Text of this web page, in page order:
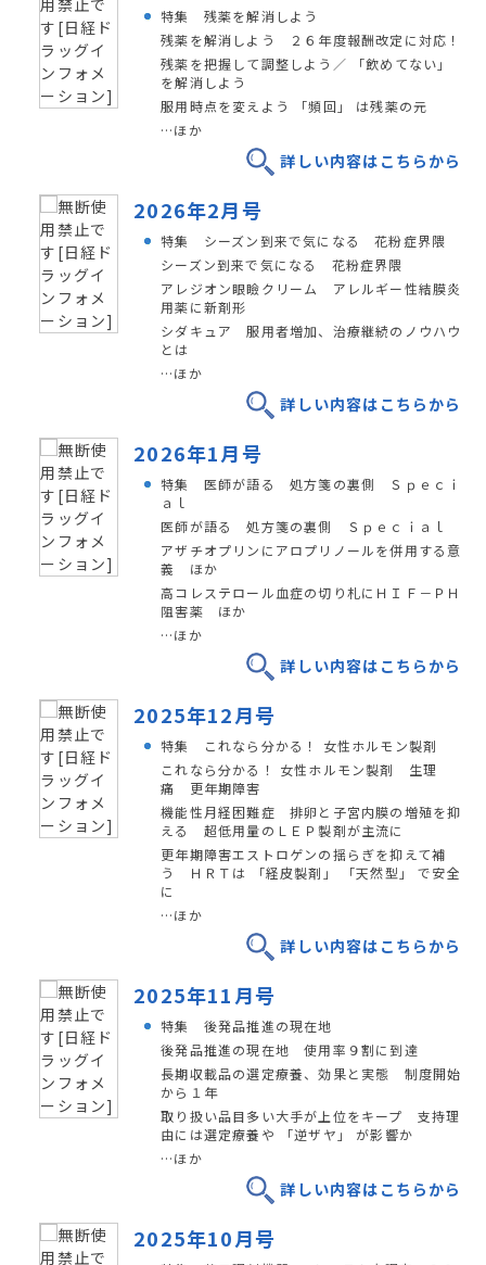
特集 残薬を解消しよう
残薬を解消しよう ２６年度報酬改定に対応！
残薬を把握して調整しよう／ 「飲めてない」
を解消しよう
服用時点を変えよう 「頻回」 は残薬の元
…ほか
詳しい内容はこちらから
2026年2月号
特集 シーズン到来で気になる 花粉症界隈
シーズン到来で気になる 花粉症界隈
アレジオン眼瞼クリーム アレルギー性結膜炎
用薬に新剤形
シダキュア 服用者増加、治療継続のノウハウ
とは
…ほか
詳しい内容はこちらから
2026年1月号
特集 医師が語る 処方箋の裏側 Ｓｐｅｃｉ
ａｌ
医師が語る 処方箋の裏側 Ｓｐｅｃｉａｌ
アザチオプリンにアロプリノールを併用する意
義 ほか
高コレステロール血症の切り札にＨＩＦ－ＰＨ
阻害薬 ほか
…ほか
詳しい内容はこちらから
2025年12月号
特集 これなら分かる！ 女性ホルモン製剤
これなら分かる！ 女性ホルモン製剤 生理
痛 更年期障害
機能性月経困難症 排卵と子宮内膜の増殖を抑
える 超低用量のＬＥＰ製剤が主流に
更年期障害エストロゲンの揺らぎを抑えて補
う ＨＲＴは 「経皮製剤」 「天然型」 で安全
に
…ほか
詳しい内容はこちらから
2025年11月号
特集 後発品推進の現在地
後発品推進の現在地 使用率９割に到達
長期収載品の選定療養、効果と実態 制度開始
から１年
取り扱い品目多い大手が上位をキープ 支持理
由には選定療養や 「逆ザヤ」 が影響か
…ほか
詳しい内容はこちらから
2025年10月号